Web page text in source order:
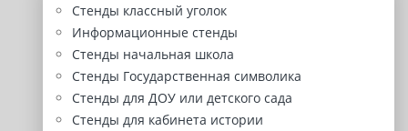
Стенды классный уголок
Информационные стенды
Стенды начальная школа
Стенды Государственная символика
Стенды для ДОУ или детского сада
Стенды для кабинета истории